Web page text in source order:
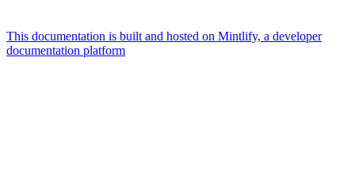
This documentation is built and hosted on Mintlify, a developer
documentation platform